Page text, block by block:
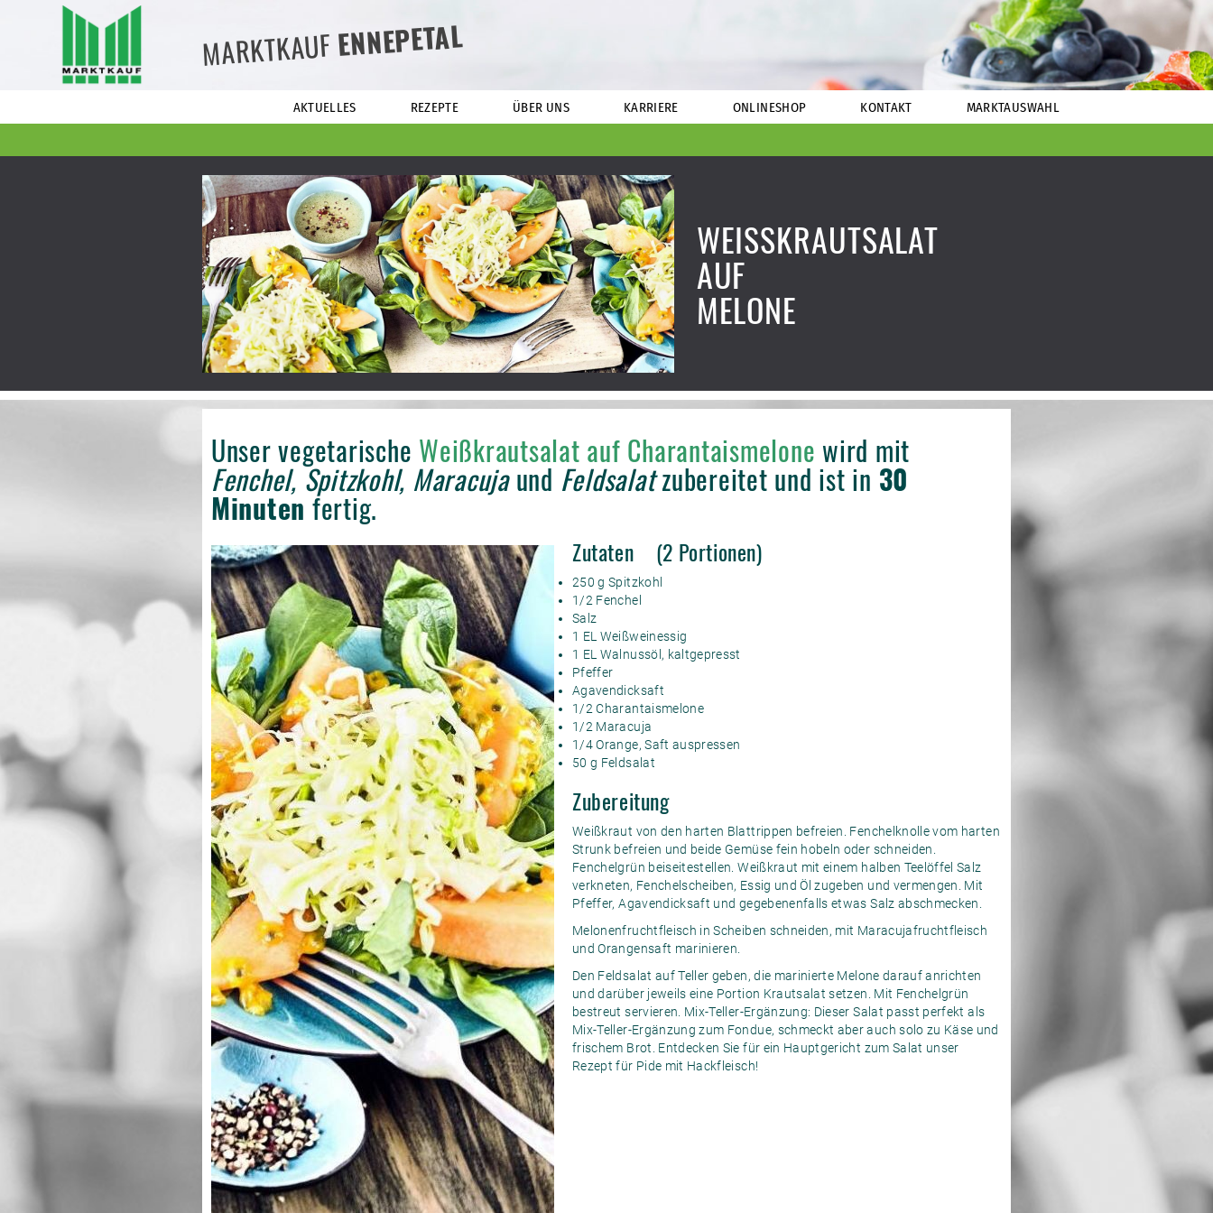
MARKTKAUFENNEPETAL
AKTUELLES REZEPTE ÜBER UNS KARRIERE ONLINESHOP KONTAKT MARKTAUSWAHL
WEISSKRAUTSALAT A
UF
MELONE
Unser vegetarische Weißkrautsalat auf Charantaismelone wird mit
Fenchel, Spitzkohl, Maracujaund Feldsalatzubereitet und ist in 30
Minuten fertig.
Zutaten (2 Portionen)
250 g Spitzkohl
1/2 Fenchel
Salz
1 EL Weißweinessig
1 EL Walnussöl, kaltgepresst
Pfeffer
Agavendicksaft
1/2 Charantaismelone
1/2 Maracuja
1/4 Orange, Saft auspressen
50 g Feldsalat
Zubereitung
Weißkraut von den harten Blattrippen befreien. Fenchelknolle vom harten
Strunk befreien und beide Gemüse fein hobeln oder schneiden.
Fenchelgrün beiseitestellen. Weißkraut mit einem halben Teelöffel Salz
verkneten, Fenchelscheiben, Essig und Öl zugeben und vermengen. Mit
Pfeffer, Agavendicksaft und gegebenenfalls etwas Salz abschmecken.
Melonenfruchtfleisch in Scheiben schneiden, mit Maracujafruchtfleisch
und Orangensaft marinieren.
Den Feldsalat auf Teller geben, die marinierte Melone darauf anrichten
und darüber jeweils eine Portion Krautsalat setzen. Mit Fenchelgrün
bestreut servieren. Mix-Teller-Ergänzung: Dieser Salat passt perfekt als
Mix-Teller-Ergänzung zum Fondue, schmeckt aber auch solo zu Käse und
frischem Brot. Entdecken Sie für ein Hauptgericht zum Salat unser
Rezept für Pide mit Hackfleisch!